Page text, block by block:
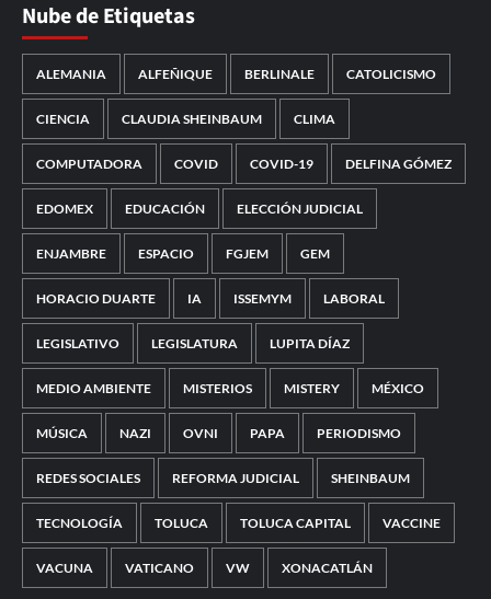
Nube de Etiquetas
ALEMANIA ALFEÑIQUE BERLINALE CATOLICISMO
CIENCIA CLAUDIA SHEINBAUM CLIMA
COMPUTADORA COVID COVID-19 DELFINA GÓMEZ
EDOMEX EDUCACIÓN ELECCIÓN JUDICIAL
ENJAMBRE ESPACIO FGJEM GEM
HORACIO DUARTE IA ISSEMYM LABORAL
LEGISLATIVO LEGISLATURA LUPITA DÍAZ
MEDIO AMBIENTE MISTERIOS MISTERY MÉXICO
MÚSICA NAZI OVNI PAPA PERIODISMO
REDES SOCIALES REFORMA JUDICIAL SHEINBAUM
TECNOLOGÍA TOLUCA TOLUCA CAPITAL VACCINE
VACUNA VATICANO VW XONACATLÁN